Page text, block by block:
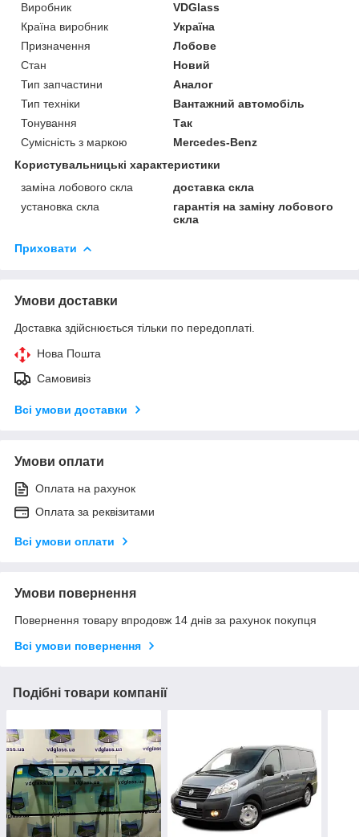
Виробник
VDGlass
Країна виробник
Україна
Призначення
Лобове
Стан
Новий
Тип запчастини
Аналог
Тип техніки
Вантажний автомобіль
Тонування
Так
Сумісність з маркою
Mercedes-Benz
Користувальницькі характеристики
заміна лобового скла
доставка скла
установка скла
гарантія на заміну лобового
скла
Приховати
Умови доставки
Доставка здійснюється тільки по передоплаті.
Нова Пошта
Самовивіз
Всі умови доставки
Умови оплати
Оплата на рахунок
Оплата за реквізитами
Всі умови оплати
Умови повернення
Повернення товару впродовж 14 днів за рахунок покупця
Всі умови повернення
Подібні товари компанії